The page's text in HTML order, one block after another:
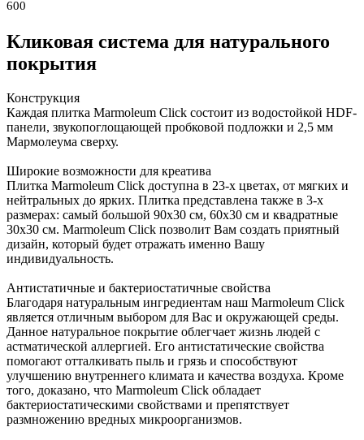
600
Кликовая система для натурального
покрытия
Конструкция
Каждая плитка Marmoleum Click состоит из водостойкой HDF-
панели, звукопоглощающей пробковой подложки и 2,5 мм
Мармолеума сверху.
Широкие возможности для креатива
Плитка Marmoleum Click доступна в 23-х цветах, от мягких и
нейтральных до ярких. Плитка представлена также в 3-х
размерах: самый большой 90х30 см, 60х30 см и квадратные
30х30 см. Marmoleum Click позволит Вам создать приятный
дизайн, который будет отражать именно Вашу
индивидуальность.
Антистатичные и бактериостатичные свойства
Благодаря натуральным ингредиентам наш Marmoleum Click
является отличным выбором для Вас и окружающей среды.
Данное натуральное покрытие облегчает жизнь людей с
астматической аллергией. Его антистатические свойства
помогают отталкивать пыль и грязь и способствуют
улучшению внутреннего климата и качества воздуха. Кроме
того, доказано, что Marmoleum Click обладает
бактериостатическими свойствами и препятствует
размножению вредных микроорганизмов.